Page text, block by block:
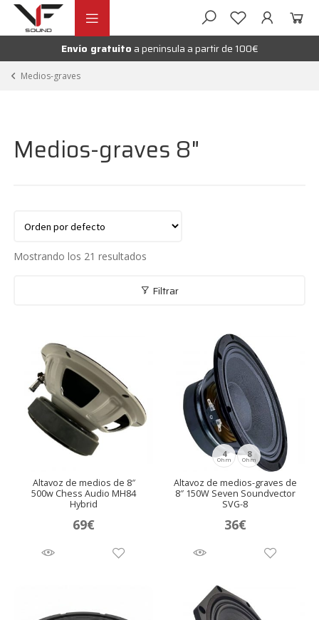
Ir
navegación
Ir
contenidoEnvío gratuito a peninsula a partir de 100€
Medios-graves
Medios-graves 8"
Mostrando los 21 resultados
Filtrar
Altavoz de medios de 8″
500w Chess Audio MH84
Hybrid
69€
4
Ohm
8
Ohm
Altavoz de medios-graves de
8″ 150W Seven Soundvector
SVG-8
36€